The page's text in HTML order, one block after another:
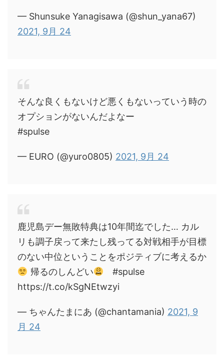
— Shunsuke Yanagisawa (@shun_yana67)
2021, 9月 24
そんな良くもないけど悪くもないっていう時の
オプションがないんだよなー
#spulse
— EURO (@yuro0805) 2021, 9月 24
鹿児島デー無敗特典は10年間迄でした… カル
リも調子戻って来たし残ってる対戦相手が目標
のない中位ということをポジティブに考えるか
帰るのしんどい
#spulse
https://t.co/kSgNEtwzyi
— ちゃんたまにあ (@chantamania) 2021, 9
月 24